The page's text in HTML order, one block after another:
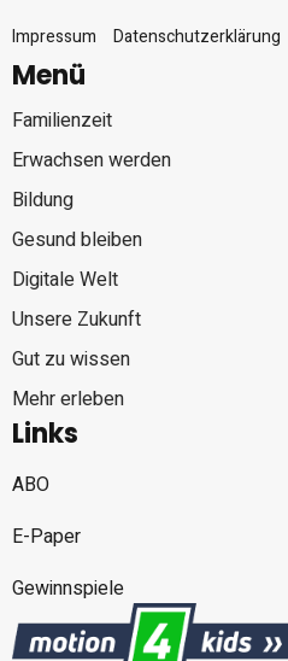
Impressum
Datenschutzerklärung
Menü
Familienzeit
Erwachsen werden
Bildung
Gesund bleiben
Digitale Welt
Unsere Zukunft
Gut zu wissen
Mehr erleben
Links
ABO
E-Paper
Gewinnspiele